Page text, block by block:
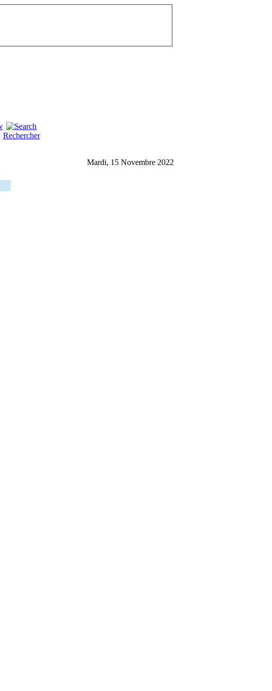
Rechercher
Mardi, 15 Novembre 2022